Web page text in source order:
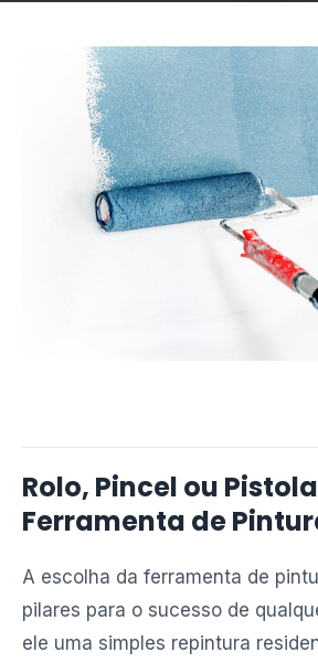
Rolo, Pincel ou
Ferramenta de
A escolha da ferramenta de
pilares para o sucesso de
ele uma simples repintura